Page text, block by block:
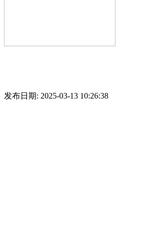
发布日期: 2025-03-13 10:26:38